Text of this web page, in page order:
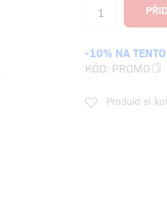
-10% NA
KÓD: PROMO
Produkt si